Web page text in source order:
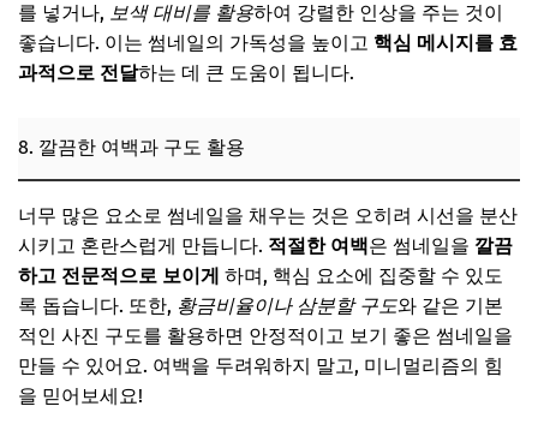
를 넣거나, 보색 대비를 활용하여 강렬한 인상을 주는 것이
좋습니다. 이는 썸네일의 가독성을 높이고 핵심 메시지를 효
과적으로 전달하는 데 큰 도움이 됩니다.
8. 깔끔한 여백과 구도 활용
너무 많은 요소로 썸네일을 채우는 것은 오히려 시선을 분산
시키고 혼란스럽게 만듭니다. 적절한 여백은 썸네일을 깔끔
하고 전문적으로 보이게 하며, 핵심 요소에 집중할 수 있도
록 돕습니다. 또한, 황금비율이나 삼분할 구도와 같은 기본
적인 사진 구도를 활용하면 안정적이고 보기 좋은 썸네일을
만들 수 있어요. 여백을 두려워하지 말고, 미니멀리즘의 힘
을 믿어보세요!